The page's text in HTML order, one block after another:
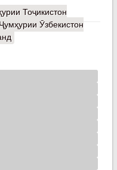
Тоҷикистон
Ӯзбекистон